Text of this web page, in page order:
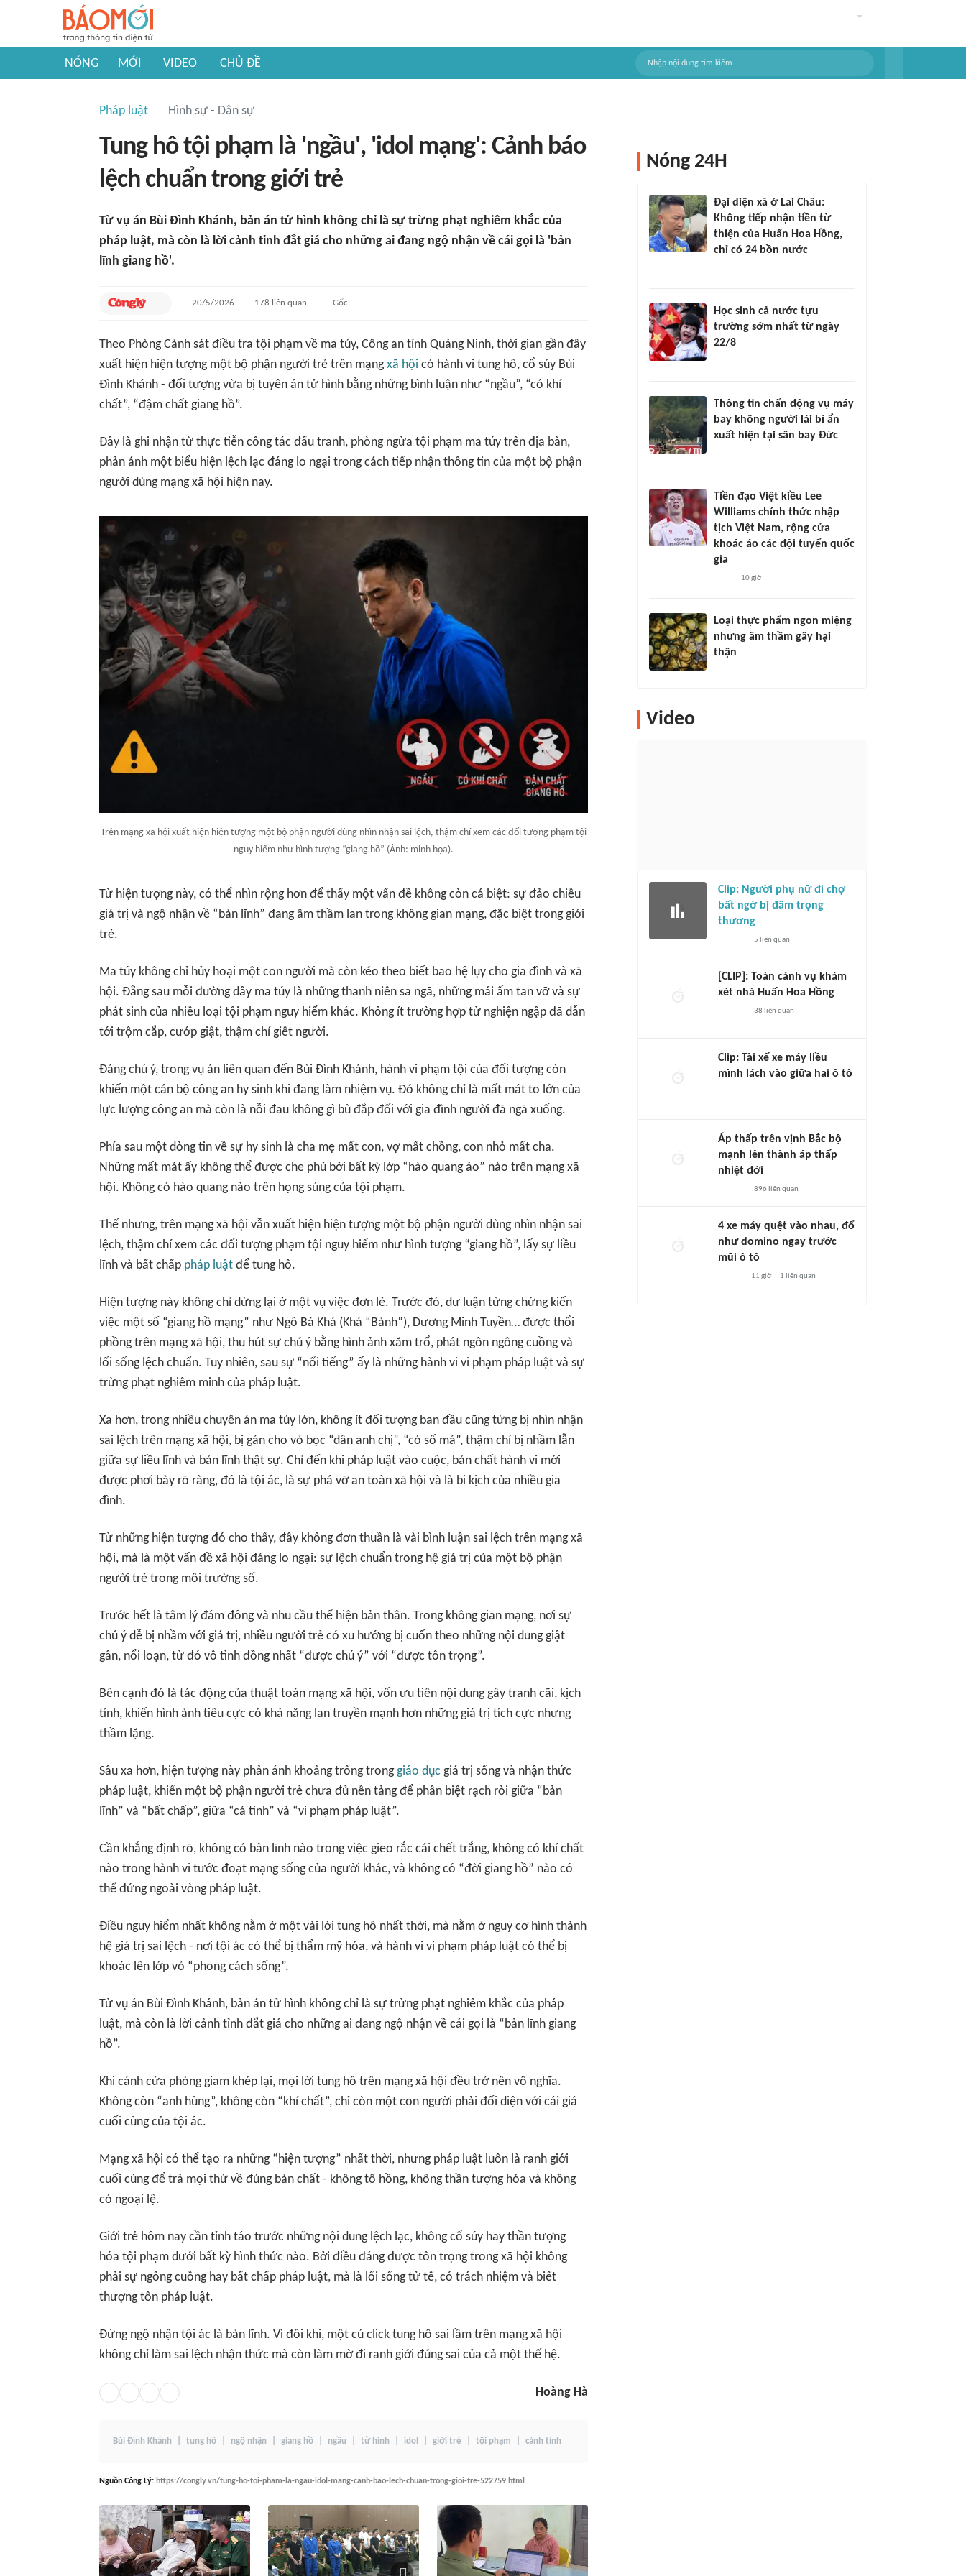
NÓNG MỚI VIDEO CHỦ ĐỀ
Pháp luật Hình sự - Dân sự
Tung hô tội phạm là 'ngầu', 'idol mạng': Cảnh báo
lệch chuẩn trong giới trẻ
Từ vụ án Bùi Đình Khánh, bản án tử hình không chỉ là sự trừng phạt nghiêm khắc của
pháp luật, mà còn là lời cảnh tỉnh đắt giá cho những ai đang ngộ nhận về cái gọi là 'bản
lĩnh giang hồ'.
20/5/2026 178 liên quan Gốc
Theo Phòng Cảnh sát điều tra tội phạm về ma túy, Công an tỉnh Quảng Ninh, thời gian gần đây
xuất hiện hiện tượng một bộ phận người trẻ trên mạngxã hội có hành vi tung hô, cổ súy Bùi
Đình Khánh - đối tượng vừa bị tuyên án tử hình bằng những bình luận như “ngầu”, “có khí
chất”, “đậm chất giang hồ”.
Đây là ghi nhận từ thực tiễn công tác đấu tranh, phòng ngừa tội phạm ma túy trên địa bàn,
phản ánh một biểu hiện lệch lạc đáng lo ngại trong cách tiếp nhận thông tin của một bộ phận
người dùng mạng xã hội hiện nay.
Trên mạng xã hội xuất hiện hiện tượng một bộ phận người dùng nhìn nhận sai lệch, thậm chí xem các đối tượng phạm tội
nguy hiểm như hình tượng “giang hồ” (Ảnh: minh họa).
Từ hiện tượng này, có thể nhìn rộng hơn để thấy một vấn đề không còn cá biệt: sự đảo chiều
giá trị và ngộ nhận về “bản lĩnh” đang âm thầm lan trong không gian mạng, đặc biệt trong giới
trẻ.
Ma túy không chỉ hủy hoại một con người mà còn kéo theo biết bao hệ lụy cho gia đình và xã
hội. Đằng sau mỗi đường dây ma túy là những thanh niên sa ngã, những mái ấm tan vỡ và sự
phát sinh của nhiều loại tội phạm nguy hiểm khác. Không ít trường hợp từ nghiện ngập đã dẫn
tới trộm cắp, cướp giật, thậm chí giết người.
Đáng chú ý, trong vụ án liên quan đến Bùi Đình Khánh, hành vi phạm tội của đối tượng còn
khiến một cán bộ công an hy sinh khi đang làm nhiệm vụ. Đó không chỉ là mất mát to lớn của
lực lượng công an mà còn là nỗi đau không gì bù đắp đối với gia đình người đã ngã xuống.
Phía sau một dòng tin về sự hy sinh là cha mẹ mất con, vợ mất chồng, con nhỏ mất cha.
Những mất mát ấy không thể được che phủ bởi bất kỳ lớp “hào quang ảo” nào trên mạng xã
hội. Không có hào quang nào trên họng súng của tội phạm.
Thế nhưng, trên mạng xã hội vẫn xuất hiện hiện tượng một bộ phận người dùng nhìn nhận sai
lệch, thậm chí xem các đối tượng phạm tội nguy hiểm như hình tượng “giang hồ”, lấy sự liều
lĩnh và bất chấp pháp luật để tung hô.
Hiện tượng này không chỉ dừng lại ở một vụ việc đơn lẻ. Trước đó, dư luận từng chứng kiến
việc một số “giang hồ mạng” như Ngô Bá Khá (Khá “Bảnh”), Dương Minh Tuyền… được thổi
phồng trên mạng xã hội, thu hút sự chú ý bằng hình ảnh xăm trổ, phát ngôn ngông cuồng và
lối sống lệch chuẩn. Tuy nhiên, sau sự “nổi tiếng” ấy là những hành vi vi phạm pháp luật và sự
trừng phạt nghiêm minh của pháp luật.
Xa hơn, trong nhiều chuyên án ma túy lớn, không ít đối tượng ban đầu cũng từng bị nhìn nhận
sai lệch trên mạng xã hội, bị gán cho vỏ bọc “dân anh chị”, “có số má”, thậm chí bị nhầm lẫn
giữa sự liều lĩnh và bản lĩnh thật sự. Chỉ đến khi pháp luật vào cuộc, bản chất hành vi mới
được phơi bày rõ ràng, đó là tội ác, là sự phá vỡ an toàn xã hội và là bi kịch của nhiều gia
đình.
Từ những hiện tượng đó cho thấy, đây không đơn thuần là vài bình luận sai lệch trên mạng xã
hội, mà là một vấn đề xã hội đáng lo ngại: sự lệch chuẩn trong hệ giá trị của một bộ phận
người trẻ trong môi trường số.
Trước hết là tâm lý đám đông và nhu cầu thể hiện bản thân. Trong không gian mạng, nơi sự
chú ý dễ bị nhầm với giá trị, nhiều người trẻ có xu hướng bị cuốn theo những nội dung giật
gân, nổi loạn, từ đó vô tình đồng nhất “được chú ý” với “được tôn trọng”.
Bên cạnh đó là tác động của thuật toán mạng xã hội, vốn ưu tiên nội dung gây tranh cãi, kịch
tính, khiến hình ảnh tiêu cực có khả năng lan truyền mạnh hơn những giá trị tích cực nhưng
thầm lặng.
Sâu xa hơn, hiện tượng này phản ánh khoảng trống tronggiáo dục giá trị sống và nhận thức
pháp luật, khiến một bộ phận người trẻ chưa đủ nền tảng để phân biệt rạch ròi giữa “bản
lĩnh” và “bất chấp”, giữa “cá tính” và “vi phạm pháp luật”.
Cần khẳng định rõ, không có bản lĩnh nào trong việc gieo rắc cái chết trắng, không có khí chất
nào trong hành vi tước đoạt mạng sống của người khác, và không có “đời giang hồ” nào có
thể đứng ngoài vòng pháp luật.
Điều nguy hiểm nhất không nằm ở một vài lời tung hô nhất thời, mà nằm ở nguy cơ hình thành
hệ giá trị sai lệch - nơi tội ác có thể bị thẩm mỹ hóa, và hành vi vi phạm pháp luật có thể bị
khoác lên lớp vỏ “phong cách sống”.
Từ vụ án Bùi Đình Khánh, bản án tử hình không chỉ là sự trừng phạt nghiêm khắc của pháp
luật, mà còn là lời cảnh tỉnh đắt giá cho những ai đang ngộ nhận về cái gọi là “bản lĩnh giang
hồ”.
Khi cánh cửa phòng giam khép lại, mọi lời tung hô trên mạng xã hội đều trở nên vô nghĩa.
Không còn “anh hùng”, không còn “khí chất”, chỉ còn một con người phải đối diện với cái giá
cuối cùng của tội ác.
Mạng xã hội có thể tạo ra những “hiện tượng” nhất thời, nhưng pháp luật luôn là ranh giới
cuối cùng để trả mọi thứ về đúng bản chất - không tô hồng, không thần tượng hóa và không
có ngoại lệ.
Giới trẻ hôm nay cần tỉnh táo trước những nội dung lệch lạc, không cổ súy hay thần tượng
hóa tội phạm dưới bất kỳ hình thức nào. Bởi điều đáng được tôn trọng trong xã hội không
phải sự ngông cuồng hay bất chấp pháp luật, mà là lối sống tử tế, có trách nhiệm và biết
thượng tôn pháp luật.
Đừng ngộ nhận tội ác là bản lĩnh. Vì đôi khi, một cú click tung hô sai lầm trên mạng xã hội
không chỉ làm sai lệch nhận thức mà còn làm mờ đi ranh giới đúng sai của cả một thế hệ.
Hoàng Hà
Bùi Đình Khánh tung hô ngộ nhận giang hồ ngầu tử hình idol giới trẻ tội phạm cảnh tỉnh
Nguồn Công Lý: https://congly.vn/tung-ho-toi-pham-la-ngau-idol-mang-canh-bao-lech-chuan-trong-gioi-tre-522759.html
Nóng 24H
Đại diện xã ở Lai Châu:
Không tiếp nhận tiền từ
thiện của Huấn Hoa Hồng,
chỉ có 24 bồn nước
Học sinh cả nước tựu
trường sớm nhất từ ngày
22/8
Thông tin chấn động vụ máy
bay không người lái bí ẩn
xuất hiện tại sân bay Đức
Tiền đạo Việt kiều Lee
Williams chính thức nhập
tịch Việt Nam, rộng cửa
khoác áo các đội tuyển quốc
gia
10 giờ
Loại thực phẩm ngon miệng
nhưng âm thầm gây hại
thận
Video
Clip: Người phụ nữ đi chợ
bất ngờ bị đâm trọng
thương
5 liên quan
[CLIP]: Toàn cảnh vụ khám
xét nhà Huấn Hoa Hồng
38 liên quan
Clip: Tài xế xe máy liều
mình lách vào giữa hai ô tô
Áp thấp trên vịnh Bắc bộ
mạnh lên thành áp thấp
nhiệt đới
896 liên quan
4 xe máy quệt vào nhau, đổ
như domino ngay trước
mũi ô tô
11 giờ 1 liên quan